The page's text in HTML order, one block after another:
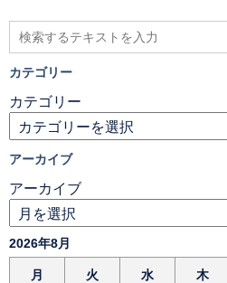
カテゴリー
カテゴリー
アーカイブ
アーカイブ
2026年8月
月 火 水 木